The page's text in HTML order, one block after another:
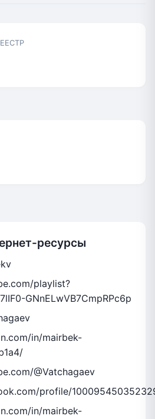
ресурсы
playlist?
GNnELwVB7CmpRPc6p
in/mairbek-
@Vatchagaev
profile/
in/mairbek-